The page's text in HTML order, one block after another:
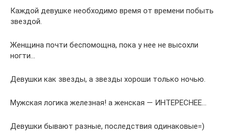
Каждой девушке необходимо время от времени побыть
звездой.
Женщина почти беспомощна, пока у нее не высохли
ногти…
Девушки как звезды, а звезды хороши только ночью.
Мужская логика железная! а женская — ИНТЕРЕСНЕЕ…
Девушки бывают разные, последствия одинаковые=)